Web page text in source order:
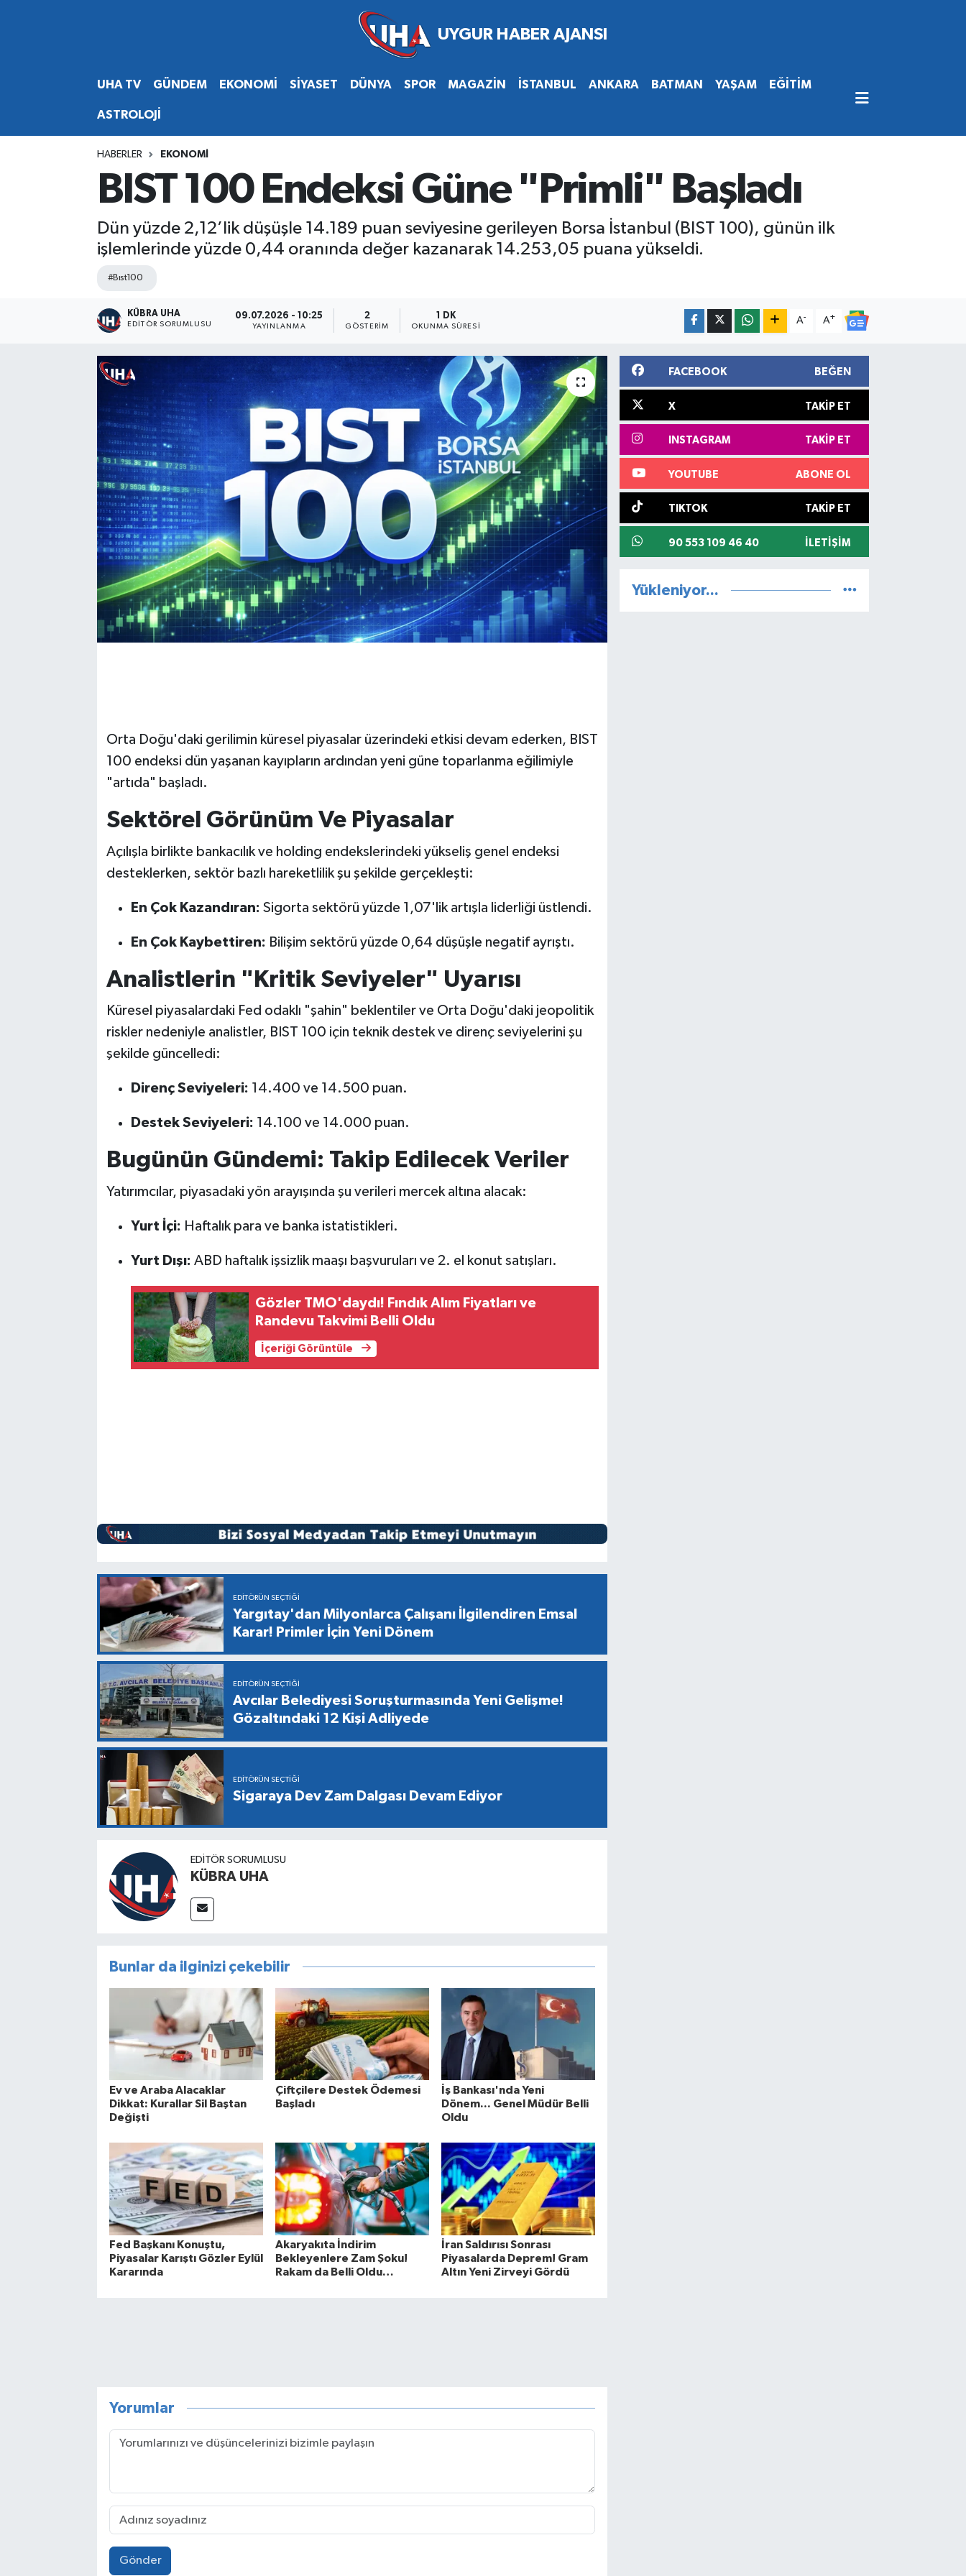
UHA TV GÜNDEM EKONOMİ SİYASET DÜNYA SPOR MAGAZİN İSTANBUL ANKARA BATMAN YAŞAM EĞİTİM
ASTROLOJİ
HABERLER EKONOMİ
BIST 100 Endeksi Güne "Primli" Başladı
Dün yüzde 2,12’lik düşüşle 14.189 puan seviyesine gerileyen Borsa İstanbul (BIST 100), günün ilk
işlemlerinde yüzde 0,44 oranında değer kazanarak 14.253,05 puana yükseldi.
#Bıst100
KÜBRA UHA
EDİTÖR SORUMLUSU
09.07.2026 - 10:25
YAYINLANMA
2
GÖSTERIM
1 DK
OKUNMA SÜRESI
A- A+
Orta Doğu'daki gerilimin küresel piyasalar üzerindeki etkisi devam ederken, BIST
100 endeksi dün yaşanan kayıpların ardından yeni güne toparlanma eğilimiyle
"artıda" başladı.
Sektörel Görünüm Ve Piyasalar
Açılışla birlikte bankacılık ve holding endekslerindeki yükseliş genel endeksi
desteklerken, sektör bazlı hareketlilik şu şekilde gerçekleşti:
En Çok Kazandıran: Sigorta sektörü yüzde 1,07'lik artışla liderliği üstlendi.
En Çok Kaybettiren: Bilişim sektörü yüzde 0,64 düşüşle negatif ayrıştı.
Analistlerin "Kritik Seviyeler" Uyarısı
Küresel piyasalardaki Fed odaklı "şahin" beklentiler ve Orta Doğu'daki jeopolitik
riskler nedeniyle analistler, BIST 100 için teknik destek ve direnç seviyelerini şu
şekilde güncelledi:
Direnç Seviyeleri: 14.400 ve 14.500 puan.
Destek Seviyeleri: 14.100 ve 14.000 puan.
Bugünün Gündemi: Takip Edilecek Veriler
Yatırımcılar, piyasadaki yön arayışında şu verileri mercek altına alacak:
Yurt İçi: Haftalık para ve banka istatistikleri.
Yurt Dışı: ABD haftalık işsizlik maaşı başvuruları ve 2. el konut satışları.
Gözler TMO'daydı! Fındık Alım Fiyatları ve
Randevu Takvimi Belli Oldu
İçeriği Görüntüle
EDITÖRÜN SEÇTIĞI
Yargıtay'dan Milyonlarca Çalışanı İlgilendiren Emsal
Karar! Primler İçin Yeni Dönem
EDITÖRÜN SEÇTIĞI
Avcılar Belediyesi Soruşturmasında Yeni Gelişme!
Gözaltındaki 12 Kişi Adliyede
EDITÖRÜN SEÇTIĞI
Sigaraya Dev Zam Dalgası Devam Ediyor
EDİTÖR SORUMLUSU
KÜBRA UHA
Bunlar da ilginizi çekebilir
Ev ve Araba Alacaklar
Dikkat: Kurallar Sil Baştan
Değişti
Çiftçilere Destek Ödemesi
Başladı
İş Bankası'nda Yeni
Dönem... Genel Müdür Belli
Oldu
Fed Başkanı Konuştu,
Piyasalar Karıştı Gözler Eylül
Kararında
Akaryakıta İndirim
Bekleyenlere Zam Şoku!
Rakam da Belli Oldu…
İran Saldırısı Sonrası
Piyasalarda Deprem! Gram
Altın Yeni Zirveyi Gördü
Yorumlar
Gönder
FACEBOOK BEĞEN
X TAKIP ET
INSTAGRAM TAKIP ET
YOUTUBE ABONE OL
TIKTOK TAKIP ET
90 553 109 46 40 İLETIŞIM
Yükleniyor...
Hava Durumu
Süper Lig Puan Durumu ve Fikstür
Tüm Manşetler
Son Dakika Haberleri
Haber Arşivi